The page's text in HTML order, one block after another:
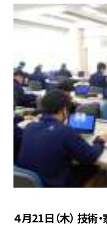
４月21日（木） 技術